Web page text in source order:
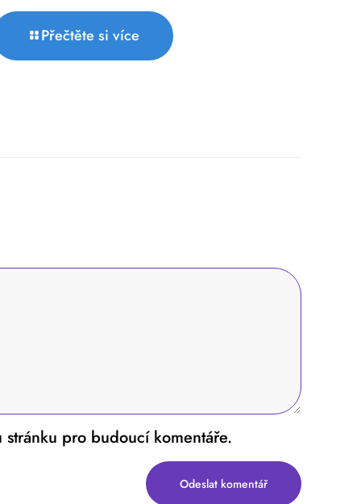
Přečtěte si více
pro budoucí komentáře.